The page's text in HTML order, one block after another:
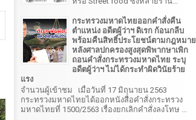
กระทรวงมหาดไทยออกคำสั่งคืน
ตำแหน่ง อดีตผู้ว่าฯ ดิเรก ก้อนกลีบ
พร้อมคืนสิทธิ์ประโยชน์ตามกฎหมาย
หลังศาลปกครองสูงสุดพิพากษาเพิก
ถอนคำสั่งกระทรวงมหาดไทย ระบุ
อดีตผู้ว่าฯ ไม่ได้กระทำผิดวินัยร้าย
แรง
จำนวนผู้เข้าชม เมื่อวันที่ 17 มิถุนายน 2563
กระทรวงมหาดไทยได้ออกหนังสือคำสั่งกระทรวง
มหาดไทยที่ 1500/2563 เรื่องยกเลิกคำสั่งลงโทษ ...